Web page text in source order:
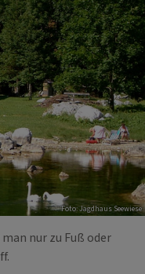
Foto: Jagdhaus Seewiese
nur zu Fuß oder